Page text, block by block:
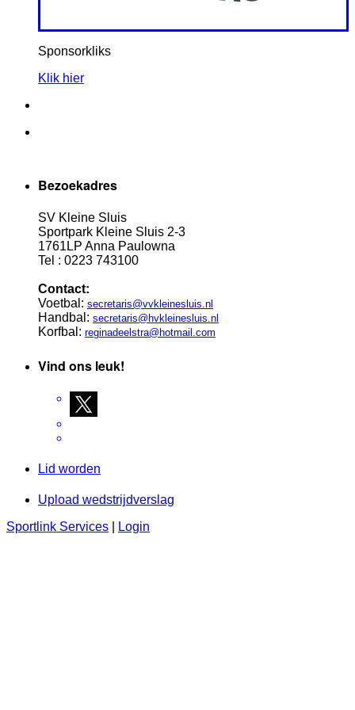
Sponsorkliks
Klik hier
Bezoekadres
SV Kleine Sluis
Sportpark Kleine Sluis 2-3
1761LP Anna Paulowna
Tel : 0223 743100
Contact:
Voetbal: secretaris@vvkleinesluis.nl
Handbal: secretaris@hvkleinesluis.nl
Korfbal: reginadeelstra@hotmail.com
Vind ons leuk!
Lid worden
Upload wedstrijdverslag
Sportlink Services
Login